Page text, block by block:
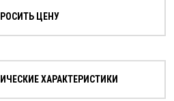
ЦЕНУ
ХАРАКТЕРИСТИКИ